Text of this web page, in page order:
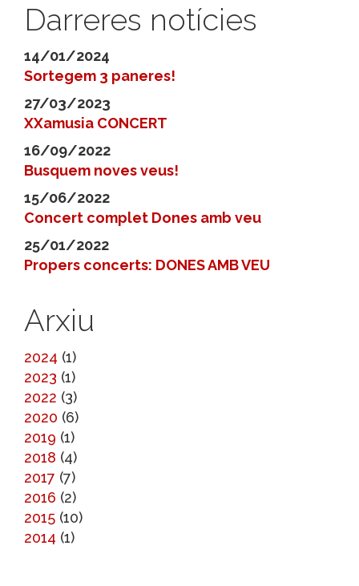
Darreres notícies
14/01/2024
Sortegem 3 paneres!
27/03/2023
XXamusia CONCERT
16/09/2022
Busquem noves veus!
15/06/2022
Concert complet Dones amb veu
25/01/2022
Propers concerts: DONES AMB VEU
Arxiu
2024 (1)
2023 (1)
2022 (3)
2020 (6)
2019 (1)
2018 (4)
2017 (7)
2016 (2)
2015 (10)
2014 (1)